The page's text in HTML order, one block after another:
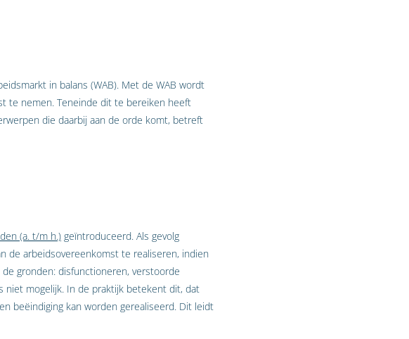
in balans (WAB). Met de WAB wordt
te nemen. Teneinde dit te bereiken heeft
die daarbij aan de orde komt, betreft
(a. t/m h.)geïntroduceerd. Als gevolg
de arbeidsovereenkomst te realiseren, indien
gronden: disfunctioneren, verstoorde
niet mogelijk. In de praktijk betekent dit, dat
beëindiging kan worden gerealiseerd. Dit leidt